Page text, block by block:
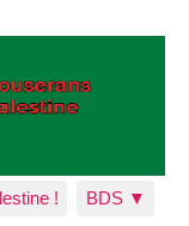
!
BDS ▼